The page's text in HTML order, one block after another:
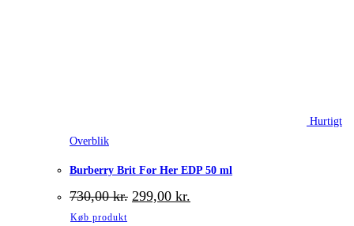
Hurtigt
Overblik
Burberry Brit For Her EDP 50 ml
730,00kr. Den
oprindelige
299,00 kr.
Køb produkt